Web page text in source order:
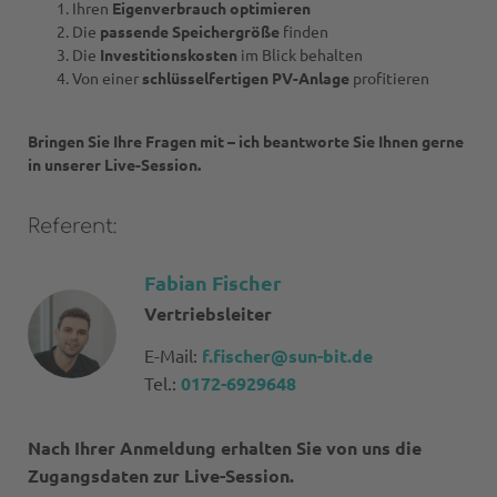
Ihren Eigenverbrauch optimieren
Die passende Speichergröße finden
Die Investitionskosten im Blick behalten
Von einer schlüsselfertigen PV-Anlage profitieren
Bringen Sie Ihre Fragen mit – ich beantworte Sie Ihnen gerne
in unserer Live-Session.
Referent:
Fabian Fischer
Vertriebsleiter
E-Mail: f.fischer@sun-bit.de
Tel.: 0172-6929648
Nach Ihrer Anmeldung erhalten Sie von uns die
Zugangsdaten zur Live-Session.